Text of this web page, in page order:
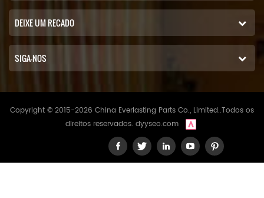
DEIXE UM RECADO
SIGA-NOS
Copyright © 2015-2026 China Everlasting Parts Co., Limited..Todos os
direitos reservados. dyyseo.com